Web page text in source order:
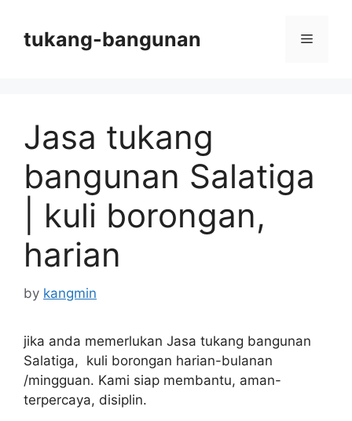
contenttukang-bangunan Menu
Jasa tukang
bangunan Salatiga
| kuli borongan,
harian
by kangmin
jika anda memerlukan Jasa tukang bangunan
Salatiga, kuli borongan harian-bulanan
/mingguan. Kami siap membantu, aman-
terpercaya, disiplin.